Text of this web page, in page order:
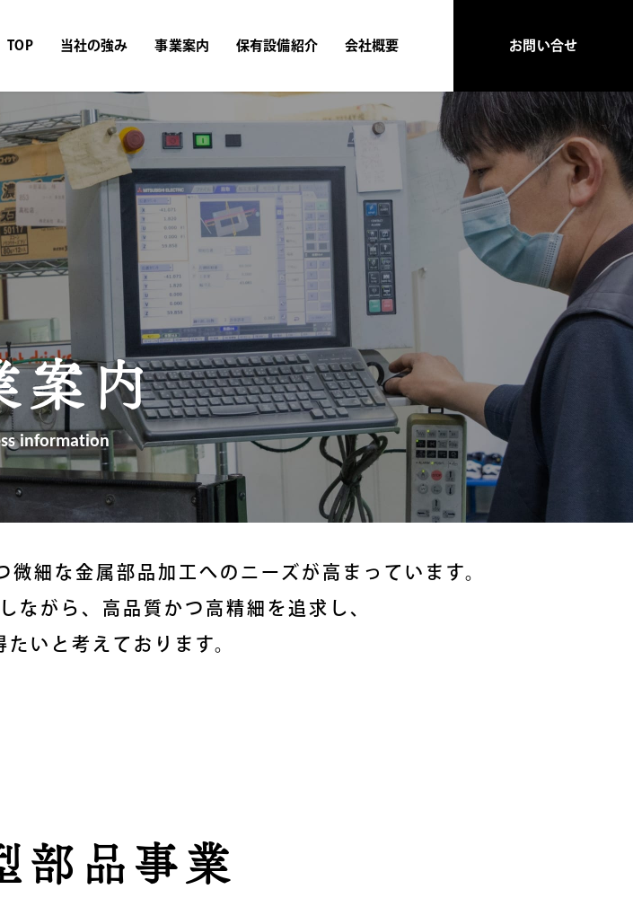
TOP 当社の強み 事業案内 保有設備紹介 会社概要 お問い合せ
案内
information
細な金属部品加工へのニーズが高まっています。
ながら、高品質かつ高精細を追求し、
いと考えております。
部品事業